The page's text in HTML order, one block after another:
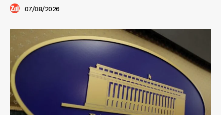
07/08/2026